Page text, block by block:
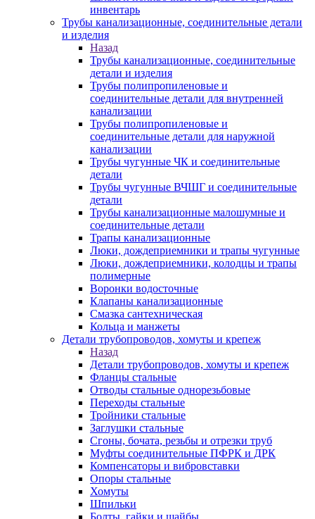
инвентарь
Трубы канализационные, соединительные детали
и изделия
Назад
Трубы канализационные, соединительные
детали и изделия
Трубы полипропиленовые и
соединительные детали для внутренней
канализации
Трубы полипропиленовые и
соединительные детали для наружной
канализации
Трубы чугунные ЧК и соединительные
детали
Трубы чугунные ВЧШГ и соединительные
детали
Трубы канализационные малошумные и
соединительные детали
Трапы канализационные
Люки, дождеприемники и трапы чугунные
Люки, дождеприемники, колодцы и трапы
полимерные
Воронки водосточные
Клапаны канализационные
Смазка сантехническая
Кольца и манжеты
Детали трубопроводов, хомуты и крепеж
Назад
Детали трубопроводов, хомуты и крепеж
Фланцы стальные
Отводы стальные однорезьбовые
Переходы стальные
Тройники стальные
Заглушки стальные
Сгоны, бочата, резьбы и отрезки труб
Муфты соединительные ПФРК и ДРК
Компенсаторы и вибровставки
Опоры стальные
Хомуты
Шпильки
Болты, гайки и шайбы